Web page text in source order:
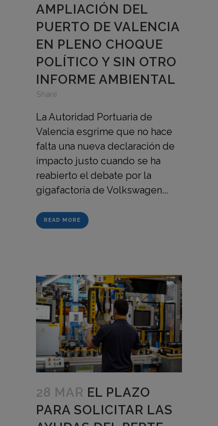
AMPLIACIÓN DEL
PUERTO DE VALENCIA
EN PLENO CHOQUE
POLÍTICO Y SIN OTRO
INFORME AMBIENTAL
Share
La Autoridad Portuaria de
Valencia esgrime que no hace
falta una nueva declaración de
impacto justo cuando se ha
reabierto el debate por la
gigafactoría de Volkswagen...
READ MORE
28 MAR EL PLAZO
PARA SOLICITAR LAS